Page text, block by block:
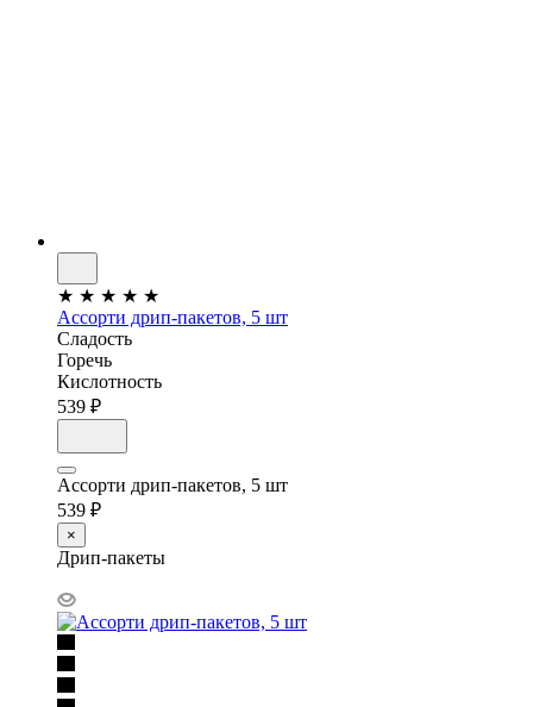
★ ★ ★ ★ ★
Ассорти дрип-пакетов, 5 шт
Сладость
Горечь
Кислотность
539 ₽
Ассорти дрип-пакетов, 5 шт
539 ₽
×
Дрип-пакеты